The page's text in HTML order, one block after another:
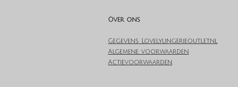
Over ons
Gegevens Lovelylingerieoutlet.nl
Algemene voorwaarden
Actievoorwaarden